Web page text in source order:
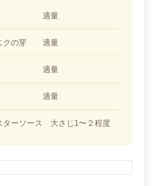
適量
クの芽 適量
適量
適量
ターソース 大さじ1〜２程度